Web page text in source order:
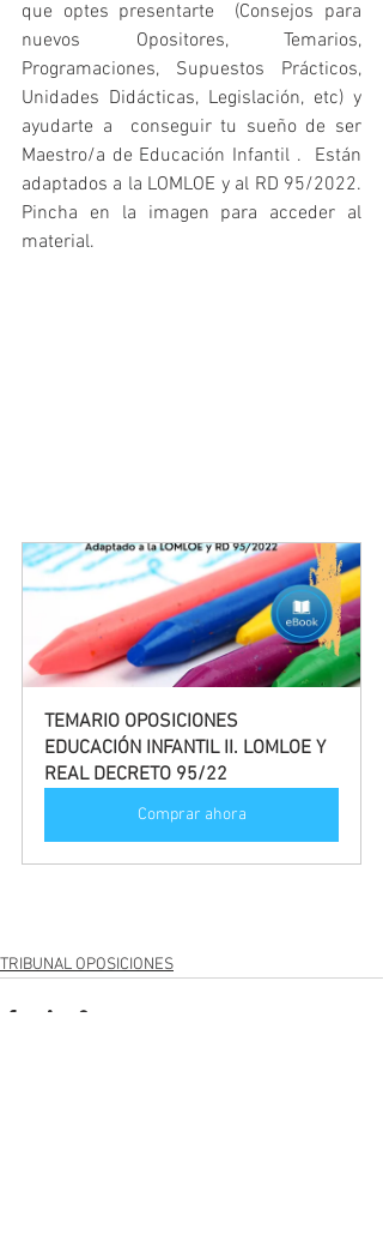
que optes presentarte  (Consejos para
nuevos Opositores, Temarios,
Programaciones, Supuestos Prácticos,
Unidades Didácticas, Legislación, etc) y
ayudarte a  conseguir tu sueño de ser
Maestro/a de Educación Infantil .  Están
adaptados a la LOMLOE y al RD 95/2022.
Pincha en la imagen para acceder al
material.
TEMARIO OPOSICIONES
EDUCACIÓN INFANTIL II. LOMLOE Y
REAL DECRETO 95/22
Comprar ahora
TRIBUNAL OPOSICIONES